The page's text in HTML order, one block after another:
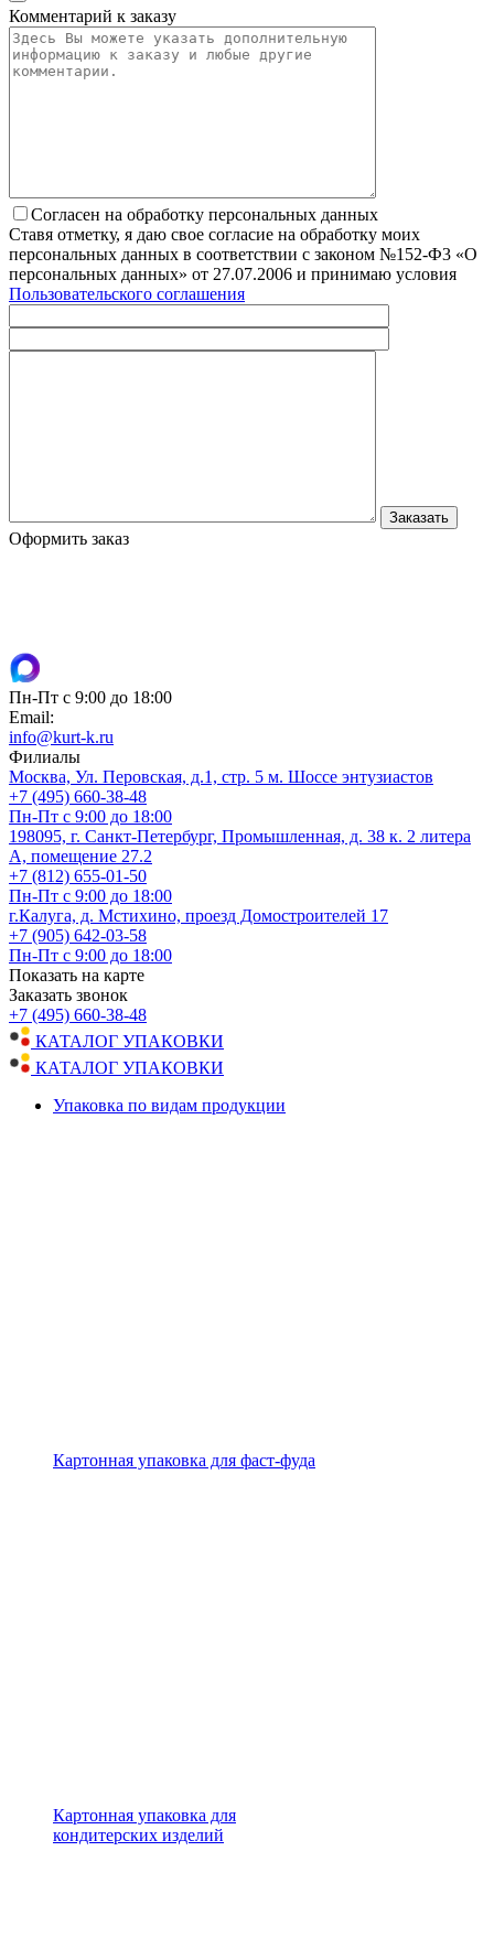
Комментарий к заказу
Согласен на обработку персональных данных
Ставя отметку, я даю свое согласие на обработку моих
персональных данных в соответствии с законом №152-Ф3 «О
персональных данных» от 27.07.2006 и принимаю условия
Пользовательского соглашения
Оформить заказ
Пн-Пт с 9:00 до 18:00
Email:
info@kurt-k.ru
Филиалы
Москва, Ул. Перовская, д.1, стр. 5 м. Шоссе энтузиастов
+7 (495) 660-38-48
Пн-Пт с 9:00 до 18:00
198095, г. Санкт-Петербург, Промышленная, д. 38 к. 2 литера
А, помещение 27.2
+7 (812) 655-01-50
Пн-Пт с 9:00 до 18:00
г.Калуга, д. Мстихино, проезд Домостроителей 17
+7 (905) 642-03-58
Пн-Пт с 9:00 до 18:00
Показать на карте
Заказать звонок
+7 (495) 660-38-48
КАТАЛОГ УПАКОВКИ
КАТАЛОГ УПАКОВКИ
Упаковка по видам продукции
Картонная упаковка для фаст-фуда
Картонная упаковка для
кондитерских изделий